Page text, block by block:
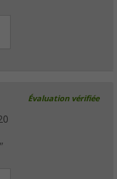
Évaluation vérifiée